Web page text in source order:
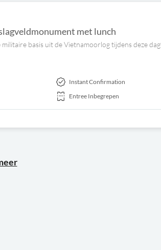
met lunch
militaire basis uit de Vietnamoorlog tijdens deze
Instant Confirmation
Entree Inbegrepen